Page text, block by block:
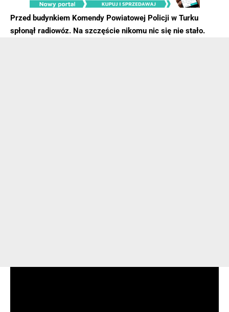
Przed budynkiem Komendy Powiatowej Policji w Turku
spłonął radiowóz. Na szczęście nikomu nic się nie stało.